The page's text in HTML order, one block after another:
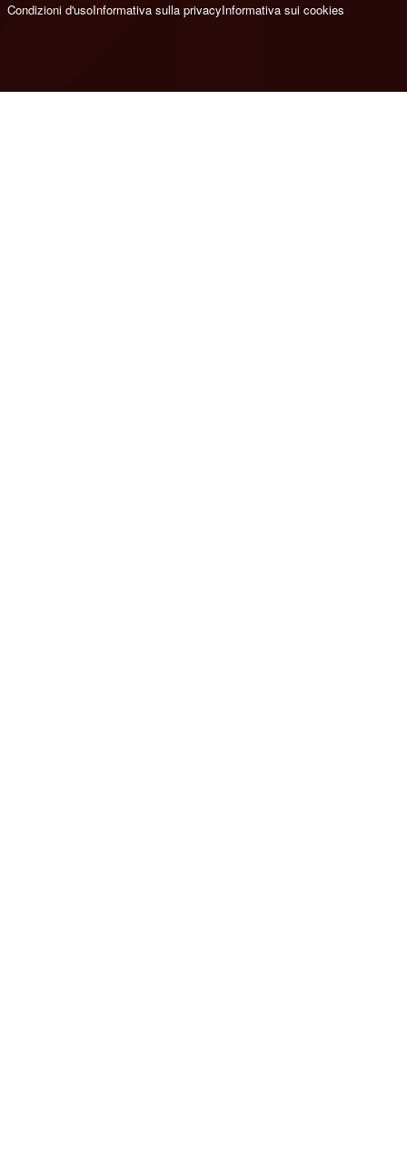
Condizioni d'usoInformativa sulla privacyInformativa sui cookies